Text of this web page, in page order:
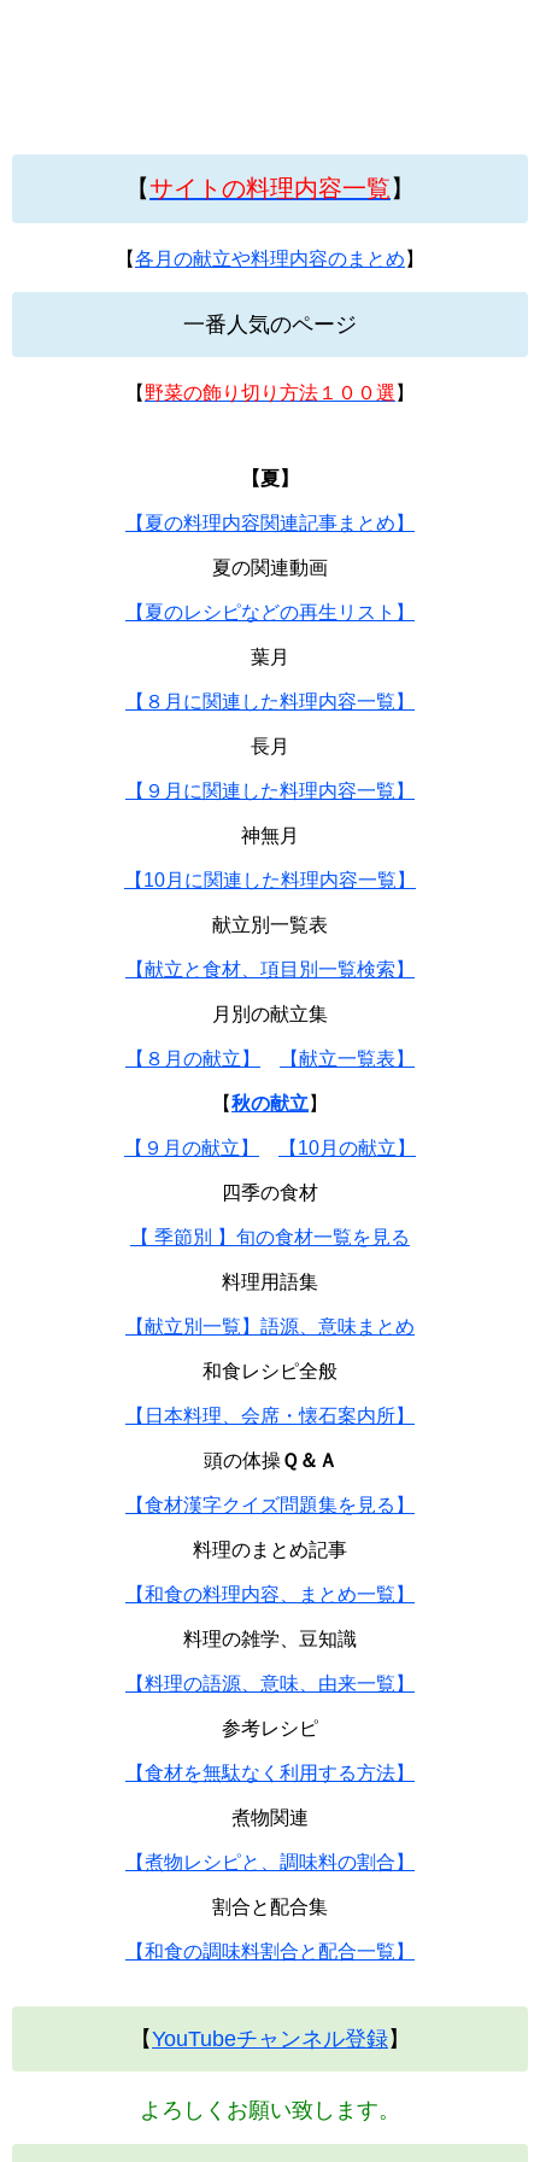
【サイトの料理内容一覧】
【各月の献立や料理内容のまとめ 】
一番人気のページ
【 野菜の飾り切り方法１００選 】
【夏】
【夏の料理内容関連記事まとめ】
夏の関連動画
【夏のレシピなどの再生リスト】
葉月
【８月に関連した料理内容一覧】
長月
【９月に関連した料理内容一覧】
神無月
【10月に関連した料理内容一覧】
献立別一覧表
【献立と食材、項目別一覧検索】
月別の献立集
【８月の献立】 【献立一覧表】
【秋の献立 】
【９月の献立】 【10月の献立】
四季の食材
【 季節別 】旬の食材一覧を見る
料理用語集
【献立別一覧】語源、意味まとめ
和食レシピ全般
【日本料理、会席・懐石案内所】
頭の体操Ｑ＆Ａ
【食材漢字クイズ問題集を見る】
料理のまとめ記事
【和食の料理内容、まとめ一覧】
料理の雑学、豆知識
【料理の語源、意味、由来一覧】
参考レシピ
【食材を無駄なく利用する方法】
煮物関連
【煮物レシピと、調味料の割合】
割合と配合集
【和食の調味料割合と配合一覧】
【YouTubeチャンネル登録】
よろしくお願い致します。